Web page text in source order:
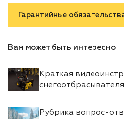
Гарантийные
Вам может быть интересно
Краткая
Рубрика вопрос-